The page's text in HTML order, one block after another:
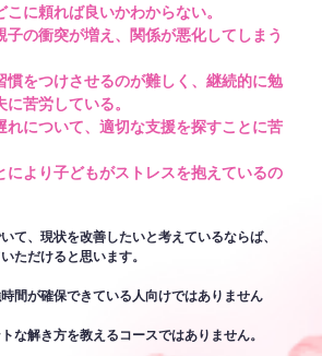
に頼れば良いかわからない。
子の衝突が増え、関係が悪化してしまう
慣をつけさせるのが難しく、継続的に勉
苦労している。
れについて、適切な支援を探すことに苦
により子どもがストレスを抱えているの
て、現状を改善したいと考えているならば、
ただけると思います。
間が確保できている人向けではありません
な解き方を教えるコースではありません。